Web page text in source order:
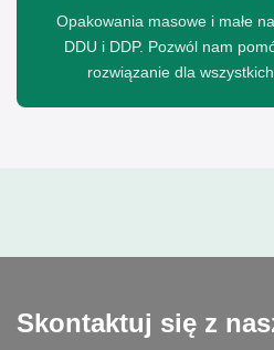
Opakowania masowe i małe
DDU i DDP. Pozwól nam
rozwiązanie dla
Skontaktuj się z